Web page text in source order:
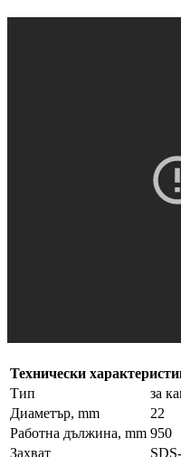
Технически
Тип
за
Диаметър, mm
22
Работна дължина, mm 950
Захват